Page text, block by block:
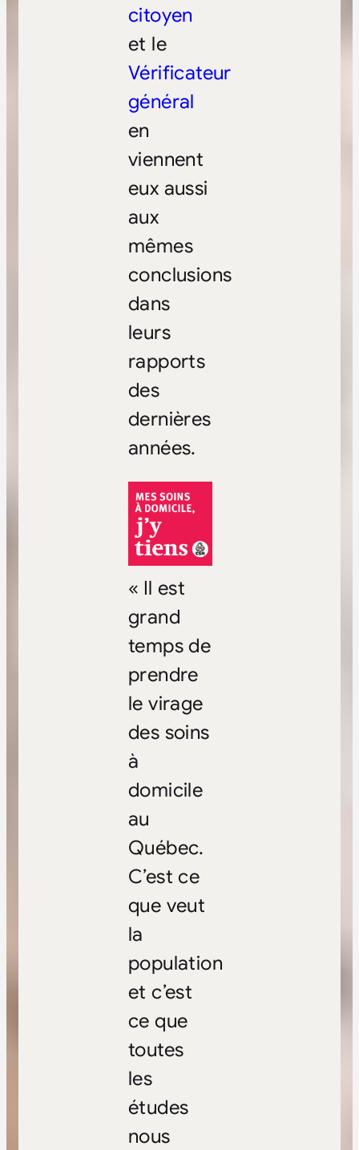
citoyen
et le
Vérificateur
général
en
viennent
eux aussi
aux
mêmes
conclusions
dans
leurs
rapports
des
dernières
années.
« Il est
grand
temps de
prendre
le virage
des soins
à
domicile
au
Québec.
C’est ce
que veut
la
population
et c’est
ce que
toutes
les
études
nous